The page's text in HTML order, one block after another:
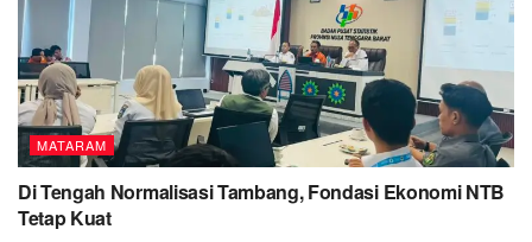
MATARAM
Di Tengah Normalisasi Tambang, Fondasi Ekonomi NTB
Tetap Kuat